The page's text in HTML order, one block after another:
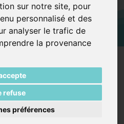
sur notre site, pour
personnalisé et des
analyser le trafic de
la provenance
refuse
préférences
marché.
Les entreprises
ont besoin
d’optimiser les
prix de leurs
institutions déjà
marchés